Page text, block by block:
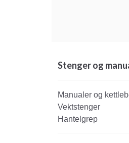
Stenger og
Manualer og
Vektstenger
Hantelgrep